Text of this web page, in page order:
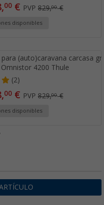
00 € PVP829,00€
disponibles
(auto)caravana carcasa
4200 Thule
(2)
00 € PVP829,00€
disponibles
00€PVP